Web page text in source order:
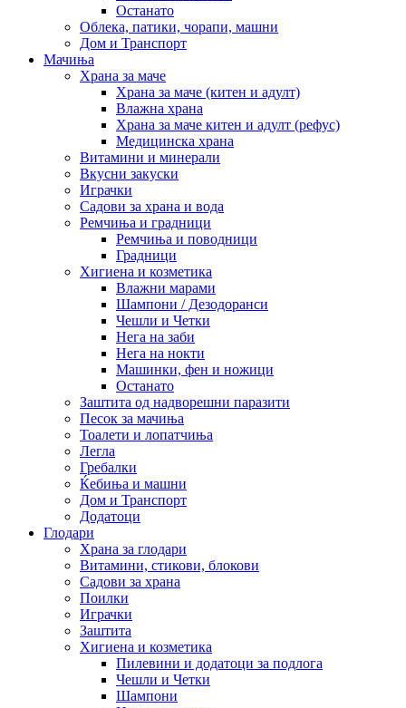
Останато
Облека, патики, чорапи, машни
Дом и Транспорт
Мачиња
Храна за маче
Храна за маче (китен и адулт)
Влажна храна
Храна за маче китен и адулт (рефус)
Медицинска храна
Витамини и минерали
Вкусни закуски
Играчки
Садови за храна и вода
Ремчиња и градници
Ремчиња и поводници
Градници
Хигиена и козметика
Влажни марами
Шампони / Дезодоранси
Чешли и Четки
Нега на заби
Нега на нокти
Машинки, фен и ножици
Останато
Заштита од надворешни паразити
Песок за мачиња
Тоалети и лопатчиња
Легла
Гребалки
Ќебиња и машни
Дом и Транспорт
Додатоци
Глодари
Храна за глодари
Витамини, стикови, блокови
Садови за храна
Поилки
Играчки
Заштита
Хигиена и козметика
Пилевини и додатоци за подлога
Чешли и Четки
Шампони